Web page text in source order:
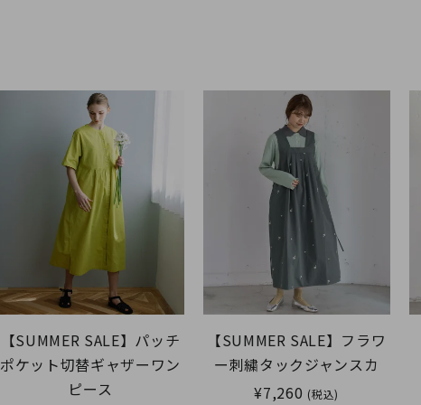
【SUMMER SALE】パッチ
ポケット切替ギャザーワン
ピース
【SUMMER SALE】フラワ
ー刺繍タックジャンスカ
¥7,260 (税込)